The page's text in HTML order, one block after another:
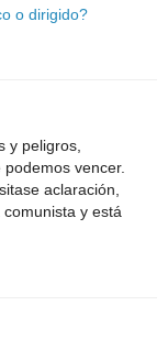
o dirigido?
y peligros,
vencer.
aclaración,
y está